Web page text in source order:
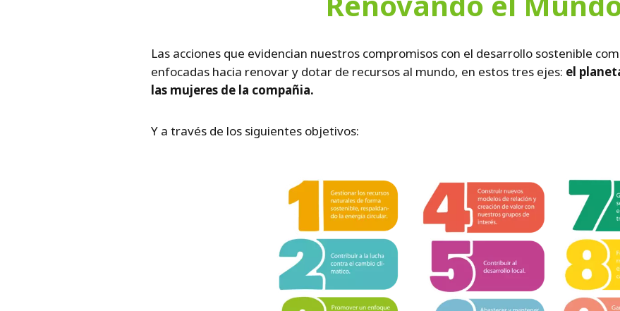
Las acciones que evidencian nuestros compromisos con el desarrollo sostenible
enfocadas hacia renovar y dotar de recursos al mundo, en estos tres ejes: el
las mujeres de la compañia.
Y a través de los siguientes objetivos: